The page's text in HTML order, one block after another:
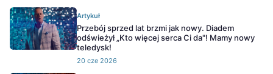
Artykuł
Przebój sprzed lat brzmi jak nowy. Diadem
odświeżył „Kto więcej serca Ci da"! Mamy nowy
teledysk!
20 cze 2026